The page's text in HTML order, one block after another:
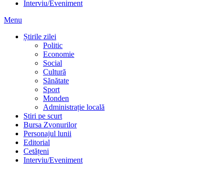
Interviu/Eveniment
Menu
Știrile zilei
Politic
Economie
Social
Cultură
Sănătate
Sport
Monden
Administrație locală
Stiri pe scurt
Bursa Zvonurilor
Personajul lunii
Editorial
Cetățeni
Interviu/Eveniment